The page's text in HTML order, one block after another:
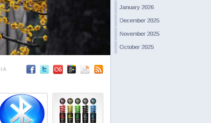
January 2026
December 2025
November 2025
October 2025